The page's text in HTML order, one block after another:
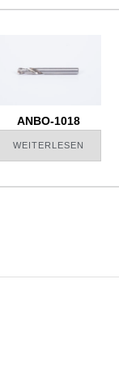
ANBO-1018
WEITERLESEN